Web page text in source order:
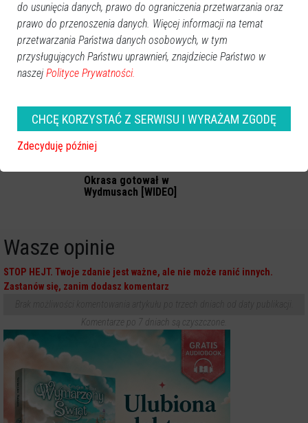
Zobacz również
Okrasa gotował w
Wydmusach [WIDEO]
Wasze opinie
STOP HEJT. Twoje zdanie jest ważne, ale nie może ranić innych.
Zastanów się, zanim dodasz komentarz
Komentarze po 7 dniach są czyszczone.
do usunięcia danych, prawo do ograniczenia przetwarzania oraz
prawo do przenoszenia danych. Więcej informacji na temat
przetwarzania Państwa danych osobowych, w tym
przysługujących Państwu uprawnień, znajdziecie Państwo w
naszej Polityce Prywatności.
CHCĘ KORZYSTAĆ Z SERWISU I WYRAŻAM ZGODĘ
Zdecyduję później